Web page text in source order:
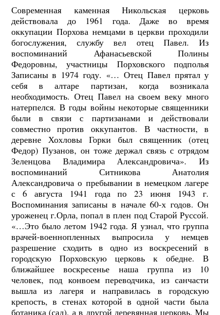
Современная каменная Никольская церковь
действовала до 1961 года. Даже во время
оккупации Порхова немцами в церкви проходили
богослужения, службу вел отец Павел. Из
воспоминаний Афанасьевской Полины
Федоровны, участницы Порховского подполья
Записаны в 1974 году. «… Отец Павел прятал у
себя в алтаре партизан, когда возникала
необходимость. Отец Павел на своем веку много
натерпелся. В годы войны некоторые священники
были в связи с партизанами и действовали
совместно против оккупантов. В частности, в
деревне Хохловы Горки был священник (отец
Федор) Пузанов, он тоже держал связь с отрядом
Зеленцова Владимира Александровича». Из
воспоминаний Ситникова Анатолия
Александровича о пребывании в немецком лагере
с 6 августа 1941 года по 23 июня 1943 г.
Воспоминания записаны в начале 60-х годов. Он
уроженец г.Орла, попал в плен под Старой Руссой.
«…Это было летом 1942 года. Я узнал, что группа
врачей-военнопленных выпросила у немцев
разрешение сходить в одно из воскресений в
городскую Порховскую церковь к обедне. В
ближайшее воскресенье наша группа из 10
человек, под конвоем переводчика, из санчасти
вышла из лагеря и направилась в городскую
крепость, в стенах которой в одной части была
ботаника (сад), а в другой деревянная церковь. Мы